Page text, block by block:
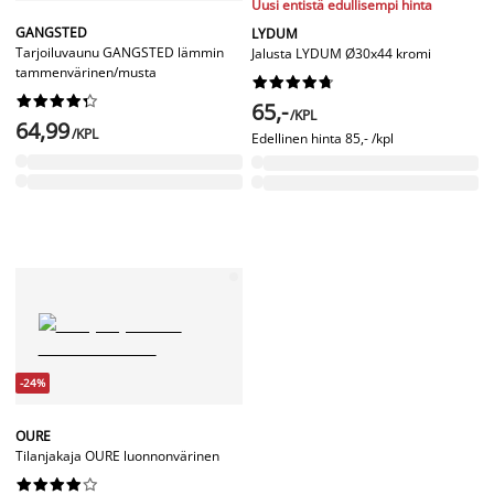
GANGSTED
Tarjoiluvaunu GANGSTED lämmin
tammenvärinen/musta






64,99/KPL
Uusi entistä edullisempi hinta
LYDUM
Jalusta LYDUM Ø30x44 kromi






65,-/KPL
Edellinen hinta 85,- /kpl
-24%
OURE
Tilanjakaja OURE luonnonvärinen





